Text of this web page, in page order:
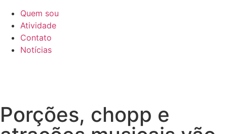
Quem sou
Atividade
Contato
Notícias
Porções, chopp e